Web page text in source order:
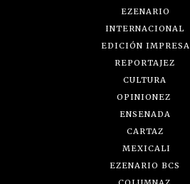
EZENARIO
INTERNACIONAL
EDICIÓN IMPRESA
REPORTAJEZ
CULTURA
OPINIONEZ
ENSENADA
CARTAZ
MEXICALI
EZENARIO BCS